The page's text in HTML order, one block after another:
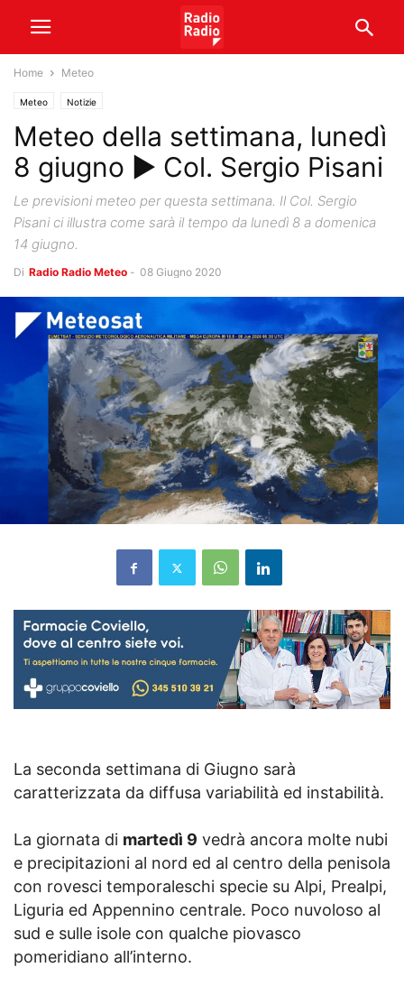
Home Meteo
Meteo Notizie
Meteo della settimana, lunedì
8 giugno ► Col. Sergio Pisani
Le previsioni meteo per questa settimana. Il Col. Sergio
Pisani ci illustra come sarà il tempo da lunedì 8 a domenica
14 giugno.
Di Radio Radio Meteo - 08 Giugno 2020
La seconda settimana di Giugno sarà
caratterizzata da diffusa variabilità ed instabilità.
La giornata di martedì 9 vedrà ancora molte nubi
e precipitazioni al nord ed al centro della penisola
con rovesci temporaleschi specie su Alpi, Prealpi,
Liguria ed Appennino centrale. Poco nuvoloso al
sud e sulle isole con qualche piovasco
pomeridiano all’interno.